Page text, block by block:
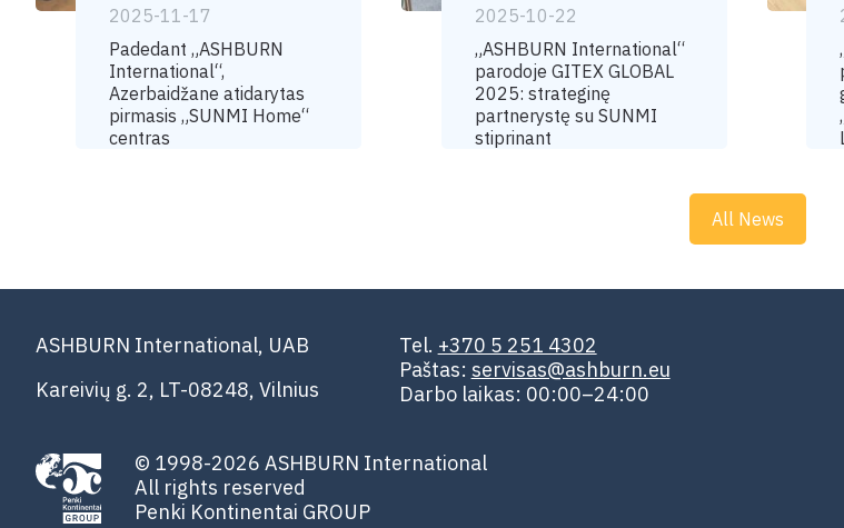
2025-11-17
Padedant „ASHBURN
International“,
Azerbaidžane atidarytas
pirmasis „SUNMI Home“
centras
2025-10-22
„ASHBURN International“
parodoje GITEX GLOBAL
2025: strateginę
partnerystę su SUNMI
stiprinant
All News
ASHBURN International, UAB
Kareivių g. 2, LT-08248, Vilnius
Tel. +370 5 251 4302
Paštas: servisas@ashburn.eu
Darbo laikas: 00:00–24:00
© 1998-2026 ASHBURN International
All rights reserved
Penki Kontinentai GROUP